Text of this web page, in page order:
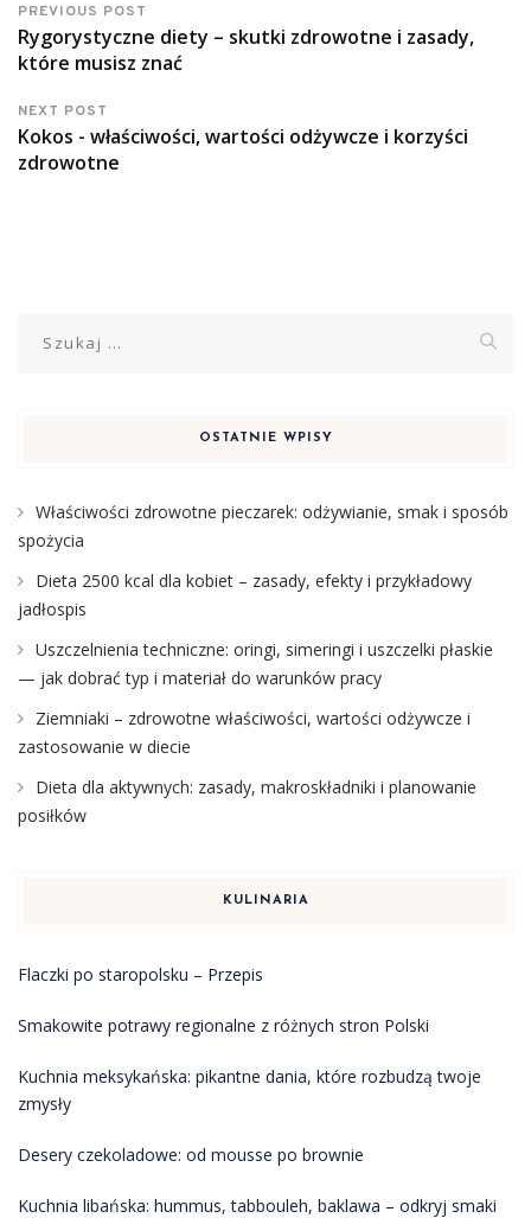
PREVIOUS POST
Rygorystyczne diety – skutki zdrowotne i zasady,
które musisz znać
NEXT POST
Kokos - właściwości, wartości odżywcze i korzyści
zdrowotne
OSTATNIE WPISY
Właściwości zdrowotne pieczarek: odżywianie, smak i sposób
spożycia
Dieta 2500 kcal dla kobiet – zasady, efekty i przykładowy
jadłospis
Uszczelnienia techniczne: oringi, simeringi i uszczelki płaskie
— jak dobrać typ i materiał do warunków pracy
Ziemniaki – zdrowotne właściwości, wartości odżywcze i
zastosowanie w diecie
Dieta dla aktywnych: zasady, makroskładniki i planowanie
posiłków
KULINARIA
Flaczki po staropolsku – Przepis
Smakowite potrawy regionalne z różnych stron Polski
Kuchnia meksykańska: pikantne dania, które rozbudzą twoje
zmysły
Desery czekoladowe: od mousse po brownie
Kuchnia libańska: hummus, tabbouleh, baklawa – odkryj smaki